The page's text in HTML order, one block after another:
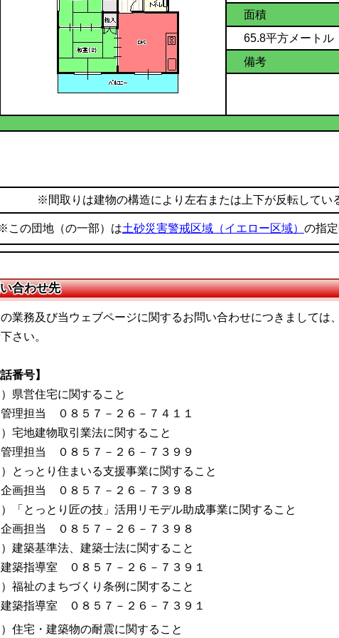
面積
65.8平方メートル
備考
※間取りは建物の構造により左右または上下が反転してい
この団地（の一部）は土砂災害警戒区域（イエロー区域） の指
合わせ先
業務及び当ウェブページに関するお問い合わせにつきましては
さい。
番号】
県営住宅に関すること
担当 ０８５７－２６－７４１１
宅地建物取引業法に関すること
担当 ０８５７－２６－７３９９
とっとり住まいる支援事業に関すること
担当 ０８５７－２６－７３９８
「とっとり匠の技」活用リモデル助成事業に関すること
担当 ０８５７－２６－７３９８
建築基準法、建築士法に関すること
指導室 ０８５７－２６－７３９１
福祉のまちづくり条例に関すること
指導室 ０８５７－２６－７３９１
住宅・建築物の耐震に関すること